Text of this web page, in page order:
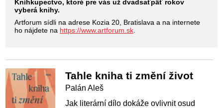
Kníhkupectvo, ktoré pre vás už dvadsaťpäť rokov
vyberá knihy.
Artforum sídli na adrese Kozia 20, Bratislava a na internete
ho nájdete na https://www.artforum.sk
Tahle kniha ti změní život
Palán Aleš
Jak literární dílo dokáže ovlivnit osud